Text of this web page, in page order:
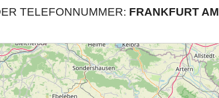
TELEFONNUMMER: FRANKFURT AM